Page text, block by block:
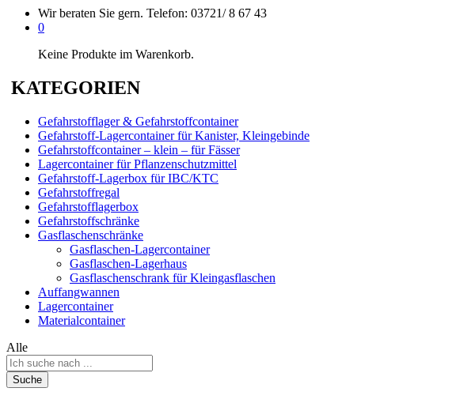
Wir beraten Sie gern. Telefon: 03721/ 8 67 43
0
Keine Produkte im Warenkorb.
KATEGORIEN
Gefahrstofflager & Gefahrstoffcontainer
Gefahrstoff-Lagercontainer für Kanister, Kleingebinde
Gefahrstoffcontainer – klein – für Fässer
Lagercontainer für Pflanzenschutzmittel
Gefahrstoff-Lagerbox für IBC/KTC
Gefahrstoffregal
Gefahrstofflagerbox
Gefahrstoffschränke
Gasflaschenschränke
Gasflaschen-Lagercontainer
Gasflaschen-Lagerhaus
Gasflaschenschrank für Kleingasflaschen
Auffangwannen
Lagercontainer
Materialcontainer
Alle
Suche